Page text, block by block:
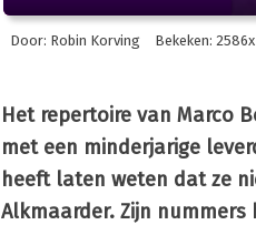
Door: Robin Korving Bekeken: 2586x
Het repertoire van Marco
met een minderjarige
heeft laten weten dat ze
Alkmaarder. Zijn